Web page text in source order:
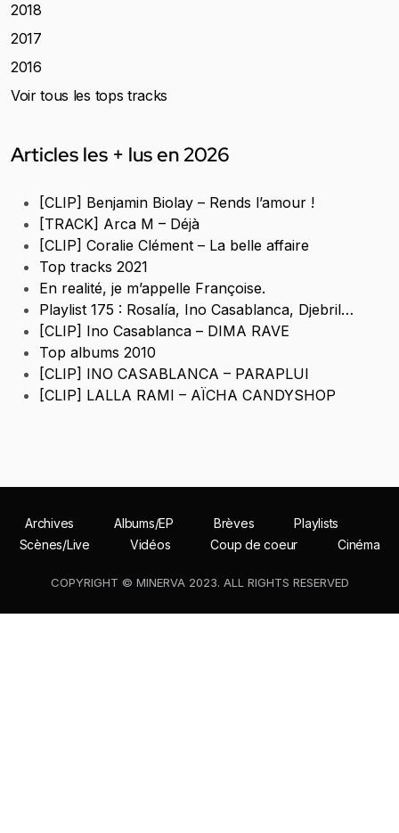
2018
2017
2016
Voir tous les tops tracks
Articles les + lus en 2026
[CLIP] Benjamin Biolay – Rends l’amour !
[TRACK] Arca M – Déjà
[CLIP] Coralie Clément – La belle affaire
Top tracks 2021
En realité, je m’appelle Françoise.
Playlist 175 : Rosalía, Ino Casablanca, Djebril…
[CLIP] Ino Casablanca – DIMA RAVE
Top albums 2010
[CLIP] INO CASABLANCA – PARAPLUI
[CLIP] LALLA RAMI – AÏCHA CANDYSHOP
Archives Albums/EP Brèves
Playlists
Scènes/Live
Vidéos Coup de coeur Cinéma
COPYRIGHT © MINERVA 2023. ALL RIGHTS RESERVED